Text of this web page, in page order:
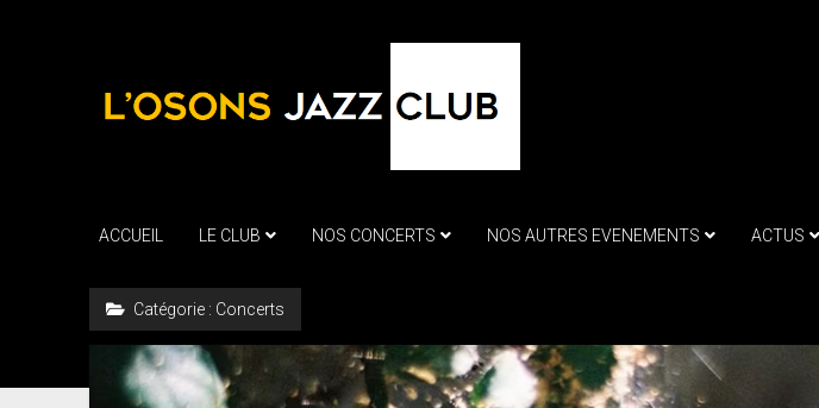
ACCUEIL LE CLUB NOS CONCERTS NOS AUTRES EVENEMENTS ACTUS
Catégorie : Concerts